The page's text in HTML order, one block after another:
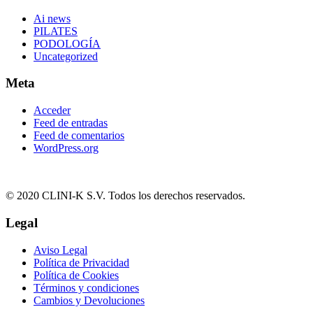
Ai news
PILATES
PODOLOGÍA
Uncategorized
Meta
Acceder
Feed de entradas
Feed de comentarios
WordPress.org
© 2020 CLINI-K S.V. Todos los derechos reservados.
Legal
Aviso Legal
Política de Privacidad
Política de Cookies
Términos y condiciones
Cambios y Devoluciones